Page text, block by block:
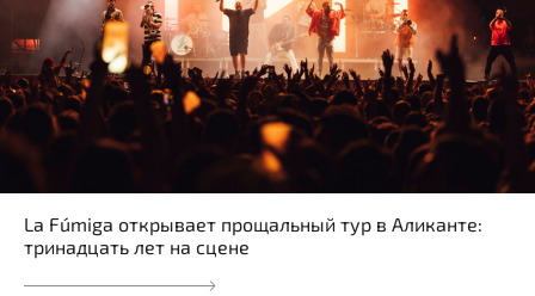
La Fúmiga открывает прощальный тур в Аликанте:
тринадцать лет на сцене